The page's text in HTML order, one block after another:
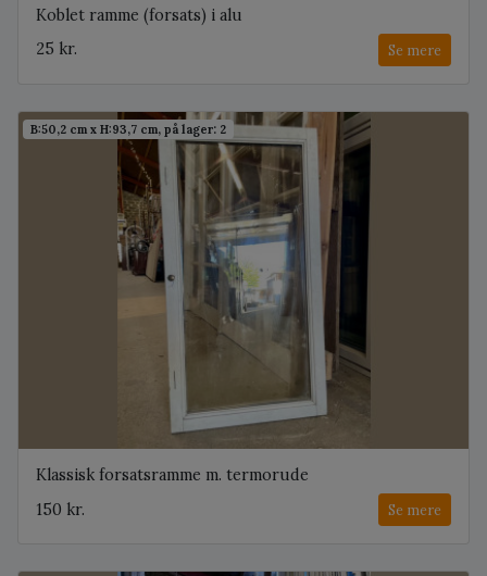
Koblet ramme (forsats) i alu
25 kr.
Se mere
B:50,2 cm x H:93,7 cm, på lager: 2
Klassisk forsatsramme m. termorude
150 kr.
Se mere